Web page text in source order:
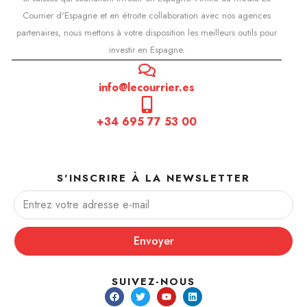
Courrier d'Espagne et en étroite collaboration avec nos agences
partenaires, nous mettons à votre disposition les meilleurs outils pour
investir en Espagne.
info@lecourrier.es
+34 695 77 53 00
S'INSCRIRE À LA NEWSLETTER
Envoyer
SUIVEZ-NOUS